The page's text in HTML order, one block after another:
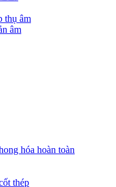
thụ âm
âm
hóa hoàn toàn
thép